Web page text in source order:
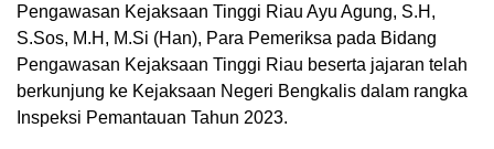
Pengawasan Kejaksaan Tinggi Riau Ayu Agung, S.H,
S.Sos, M.H, M.Si (Han), Para Pemeriksa pada Bidang
Pengawasan Kejaksaan Tinggi Riau beserta jajaran telah
berkunjung ke Kejaksaan Negeri Bengkalis dalam rangka
Inspeksi Pemantauan Tahun 2023.